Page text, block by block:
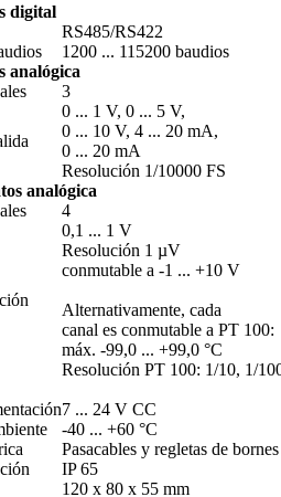
digital
RS485/­RS422
1200 ... 115200 baudios
analógica
3
0 ... 1 V, 0 ... 5 V,
0 ... 10 V, 4 ... 20 mA,
0 ... 20 mA
Resolución 1/­10000 FS
analógica
4
0,1 ... 1 V
Resolución 1 µV
conmutable a -1 ... +10 V
Alternativamente, cada
canal es conmutable a PT 100:
máx. -99,0 ... +99,0 °C
Resolución PT 100: 1/­10, 1/­
7 ... 24 V CC
-40 ... +60 °C
Pasacables y regletas de bornes
IP 65
120 x 80 x 55 mm